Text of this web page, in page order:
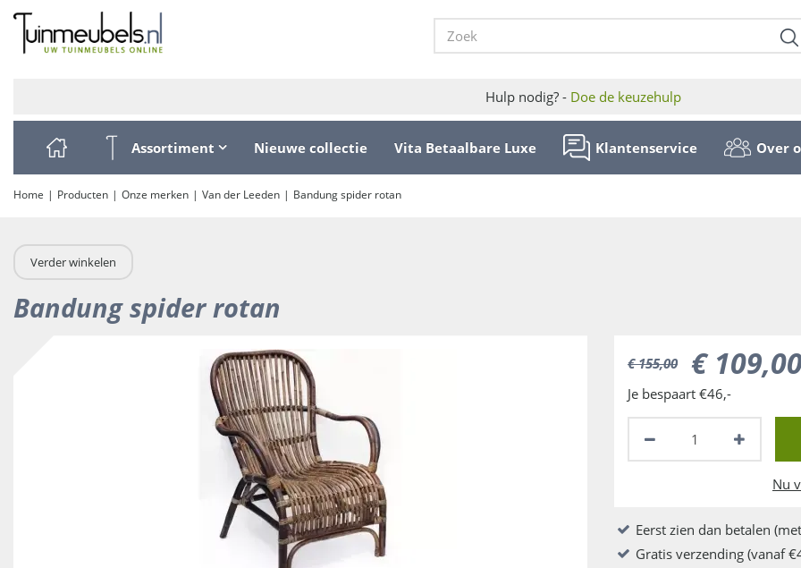
Ga
naar
content
Home Producten Onze merken Van der Leeden Bandung spider rotan
Hulp nodig? - Doe de keuzehulp
Assortiment Nieuwe collectie Vita Betaalbare Luxe Klantenservice Over
Verder winkelen
Bandung spider rotan
€ 155,00 € 109,
Je bespaart €46,-
Nu
Eerst zien dan betalen
Gratis verzending (vanaf